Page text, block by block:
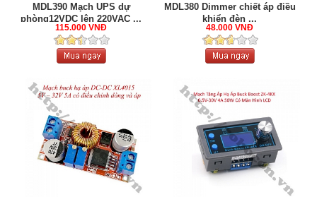
MDL390 Mạch UPS dự
phòng12VDC lên 220VAC ...
115.000 VNĐ
MDL380 Dimmer chiết áp điều
khiển đèn ...
48.000 VNĐ